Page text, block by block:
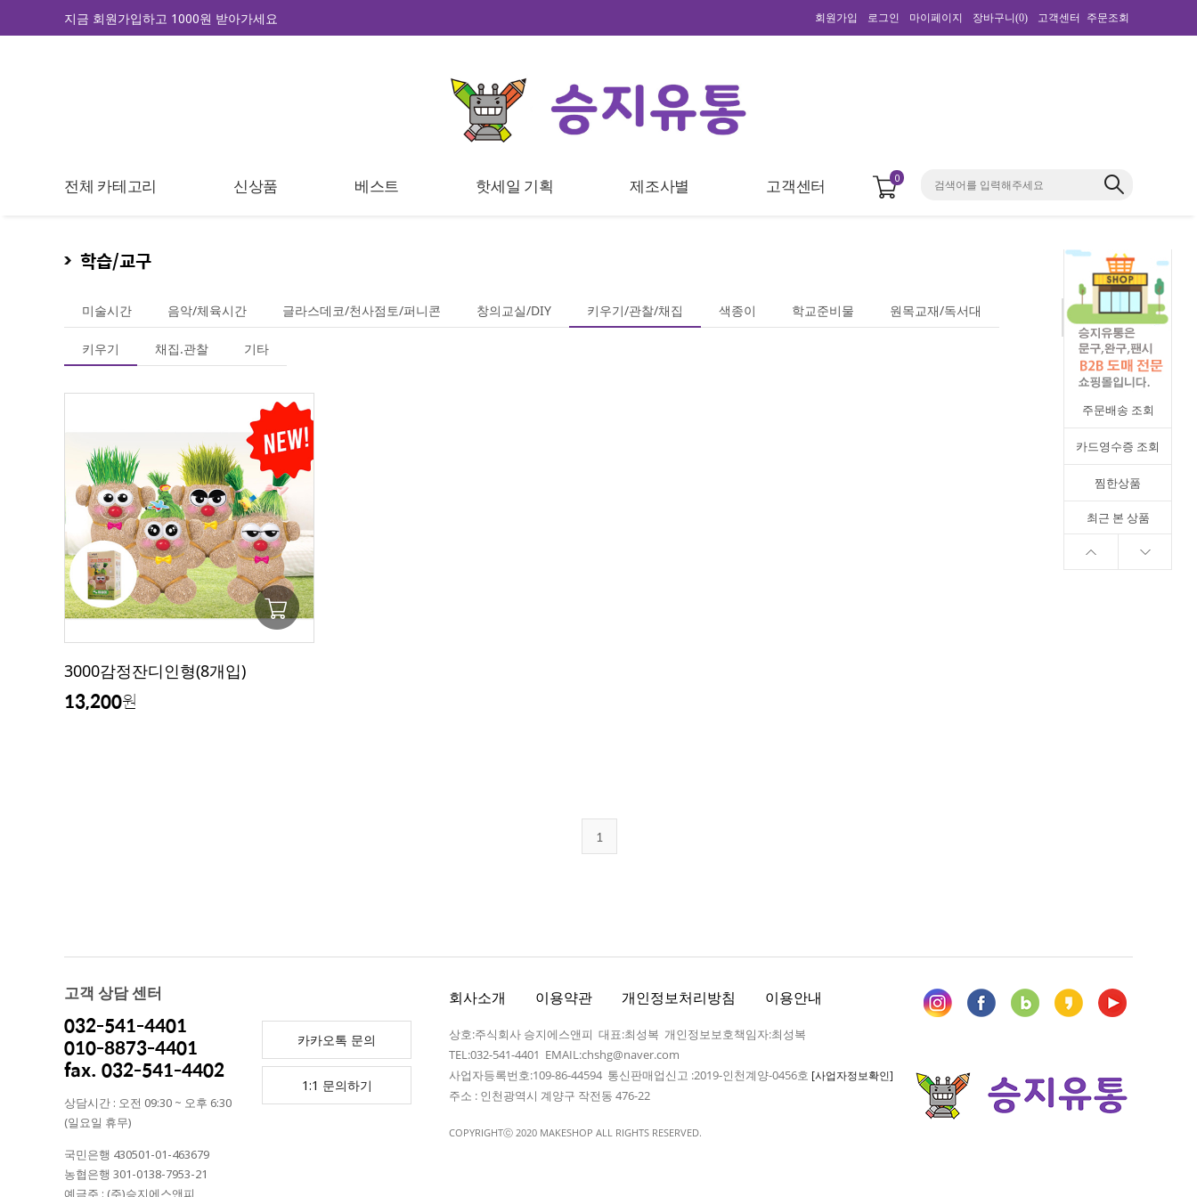
지금 회원가입하고 1000원 받아가세요 회원가입 로그인 마이페이지 장바구니(0) 고객센터 주문조회
전체 카테고리 신상품 베스트 핫세일 기획 제조사별 고객센터 0
주문배송 조회
카드영수증 조회
찜한상품
최근 본 상품
학습/교구
미술시간 음악/체육시간 글라스데코/천사점토/퍼니콘 창의교실/DIY 키우기/관찰/채집 색종이 학교준비물 원목교재/독서대
키우기 채집.관찰 기타
3000감정잔디인형(8개입)
13,200원
1
고객 상담 센터
032-541-4401
010-8873-4401
fax. 032-541-4402
상담시간 : 오전 09:30 ~ 오후 6:30
(일요일 휴무)
국민은행 430501-01-463679
농협은행 301-0138-7953-21
예금주 : (주)승지에스앤피
카카오톡 문의
1:1 문의하기
회사소개 이용약관 개인정보처리방침 이용안내
상호:주식회사 승지에스앤피 대표:최성복 개인정보보호책임자:최성복
TEL:032-541-4401 EMAIL:chshg@naver.com
사업자등록번호:109-86-44594 통신판매업신고 :2019-인천계양-0456호 [사업자정보확인]
주소 : 인천광역시 계양구 작전동 476-22
COPYRIGHTⓒ 2020 MAKESHOP ALL RIGHTS RESERVED.